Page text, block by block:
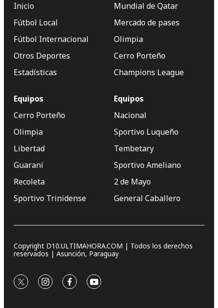
Inicio
Fútbol Local
Fútbol Internacional
Otros Deportes
Estadísticas
Mundial de Qatar
Mercado de pases
Olimpia
Cerro Porteño
Champions League
Equipos
Cerro Porteño
Olimpia
Libertad
Guaraní
Recoleta
Sportivo Trinidense
Equipos
Nacional
Sportivo Luqueño
Tembetary
Sportivo Ameliano
2 de Mayo
General Caballero
Copyright D10.ULTIMAHORA.COM | Todos los derechos
reservados | Asunción, Paraguay
twitterinstagram
facebookyoutube